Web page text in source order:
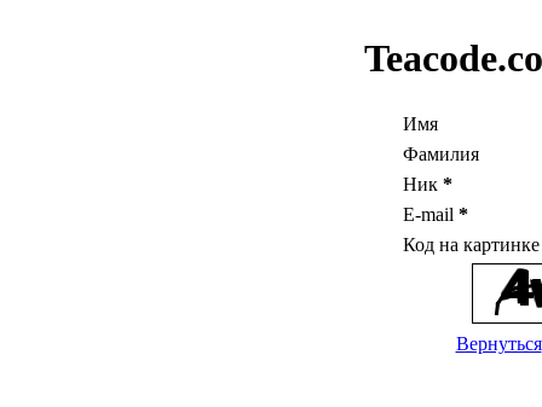
Имя
Фамилия
Ник *
E-mail *
Код на
Вернуться